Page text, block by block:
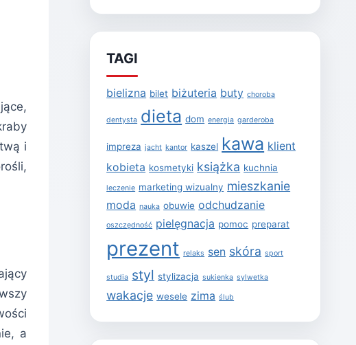
i
a
TAGI
bielizna bilet biżuteria buty choroba
dentysta dieta dom energia garderoba
impreza jacht kantor kaszel kawa klient
kobieta kosmetyki książka kuchnia
leczenie marketing wizualny mieszkanie
moda nauka obuwie odchudzanie
oszczędność pielęgnacja pomoc preparat
prezent relaks sen skóra sport
studia styl stylizacja sukienka sylwetka
wakacje wesele zima ślub